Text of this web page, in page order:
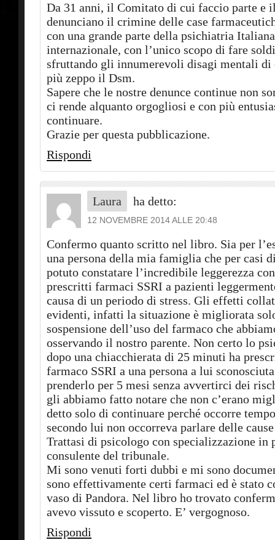
Da 31 anni, il Comitato di cui faccio parte e
denunciano il crimine delle case
con una grande parte della psichiatria
internazionale, con l’unico scopo di fare
sfruttando gli innumerevoli disagi mentali di
più zeppo il Dsm.
Sapere che le nostre denunce continue non
ci rende alquanto orgogliosi e con più
continuare.
Grazie per questa pubblicazione.
Rispondi
Laura ha detto:
12 NOVEMBRE 2014 ALLE 20:48
Confermo quanto scritto nel libro. Sia per
una persona della mia famiglia che per casi
potuto constatare l’incredibile leggerezza
prescritti farmaci SSRI a pazienti
causa di un periodo di stress. Gli effetti
evidenti, infatti la situazione è migliorata
sospensione dell’uso del farmaco che
osservando il nostro parente. Non certo lo
dopo una chiacchierata di 25 minuti ha
farmaco SSRI a una persona a lui
prenderlo per 5 mesi senza avvertirci dei
gli abbiamo fatto notare che non c’erano
detto solo di continuare perché occorre
secondo lui non occorreva parlare delle
Trattasi di psicologo con specializzazione in
consulente del tribunale.
Mi sono venuti forti dubbi e mi sono
sono effettivamente certi farmaci ed è stato
vaso di Pandora. Nel libro ho trovato
avevo vissuto e scoperto. E’ vergognoso.
Rispondi